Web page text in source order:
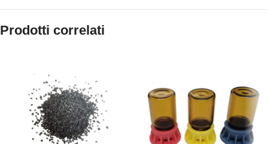
Prodotti correlati